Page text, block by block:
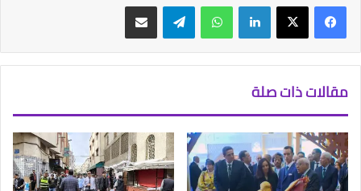
فيسبوك‫X لينكدإن واتساب تيلقرام مشاركة عبر البريد
مقالات ذات صلة